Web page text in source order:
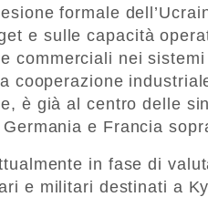
formale
e sulle capacità
commerciali nei
cooperazione
è già al centro delle
e Francia
in fase di
e militari destinati a